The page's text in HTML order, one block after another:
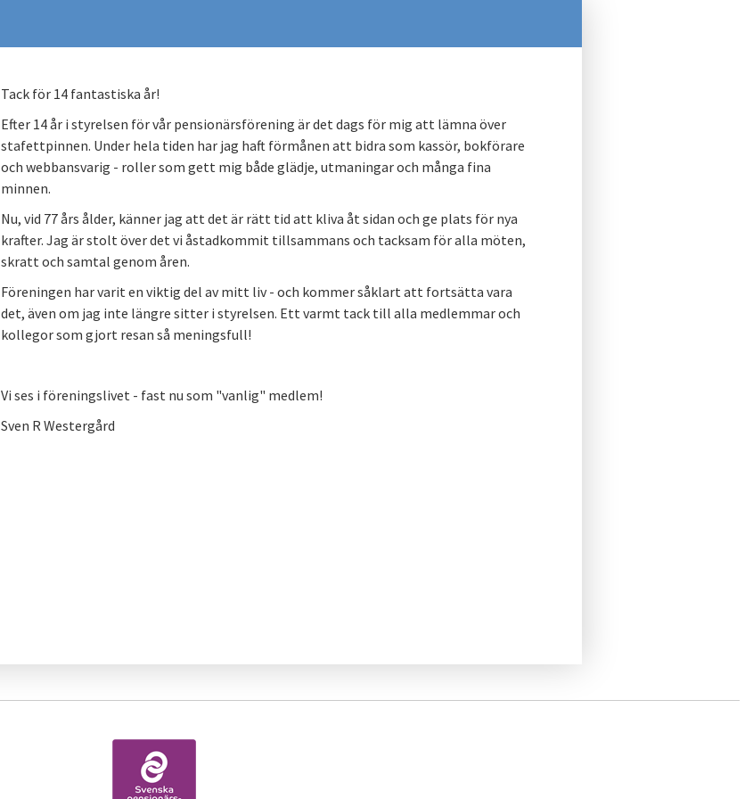
Tack för 14 fantastiska år!
Efter 14 år i styrelsen för vår pensionärsförening är det dags för mig att lämna över
stafettpinnen. Under hela tiden har jag haft förmånen att bidra som kassör, bokförare
och webbansvarig - roller som gett mig både glädje, utmaningar och många fina
minnen.
Nu, vid 77 års ålder, känner jag att det är rätt tid att kliva åt sidan och ge plats för nya
krafter. Jag är stolt över det vi åstadkommit tillsammans och tacksam för alla möten,
skratt och samtal genom åren.
Föreningen har varit en viktig del av mitt liv - och kommer såklart att fortsätta vara
det, även om jag inte längre sitter i styrelsen. Ett varmt tack till alla medlemmar och
kollegor som gjort resan så meningsfull!
Vi ses i föreningslivet - fast nu som "vanlig" medlem!
Sven R Westergård